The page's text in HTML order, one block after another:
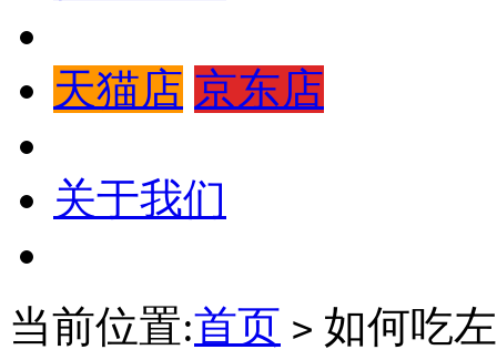
天猫店 京东店
关于我们
当前位置:首页 > 如何吃